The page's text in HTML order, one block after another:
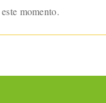
momento.